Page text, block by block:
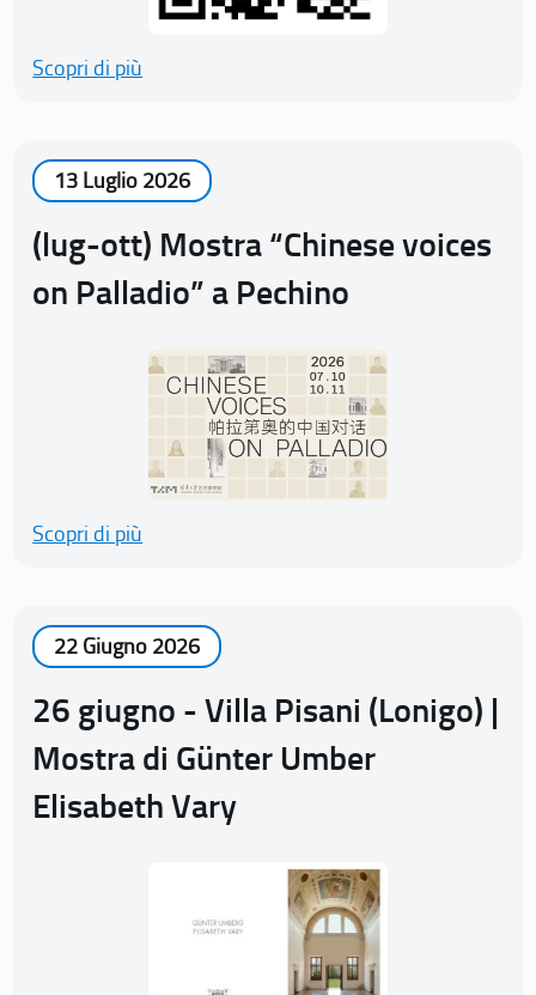
Scopri di più
13 Luglio 2026
(lug-ott) Mostra “Chinese voices
on Palladio” a Pechino
Scopri di più
22 Giugno 2026
26 giugno - Villa Pisani (Lonigo) |
Mostra di Günter Umber
Elisabeth Vary